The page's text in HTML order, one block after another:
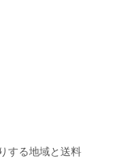
する地域と送料